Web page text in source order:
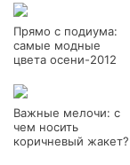
Прямо с подиума:
самые модные
цвета осени-2012
Важные мелочи: с
чем носить
коричневый жакет?